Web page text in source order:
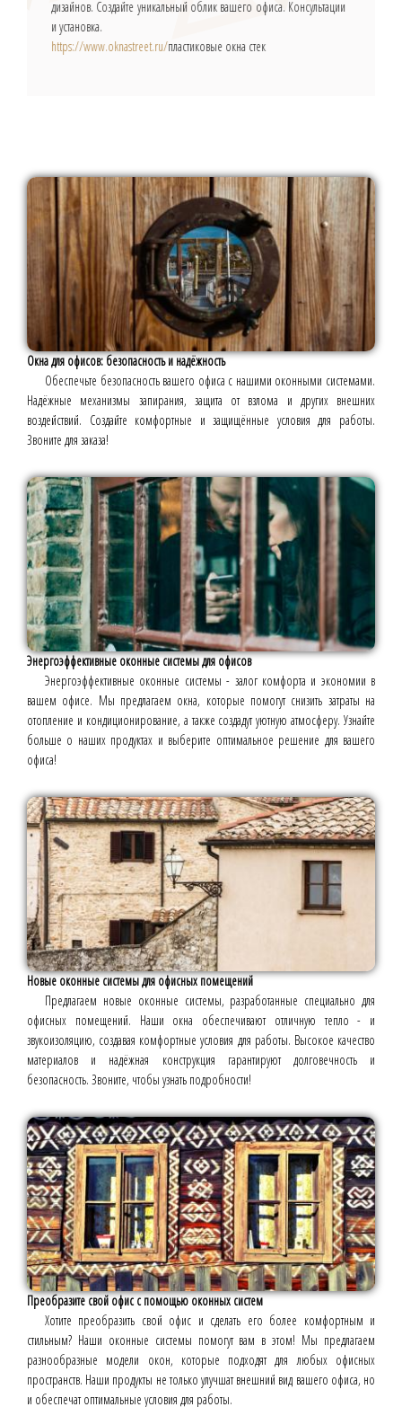
дизайнов. Создайте уникальный облик вашего офиса. Консультации
и установка.
https://www.oknastreet.ru/пластиковые окна стек
Окна для офисов: безопасность и надёжность
Обеспечьте безопасность вашего офиса с нашими оконными системами.
Надёжные механизмы запирания, защита от взлома и других внешних
воздействий. Создайте комфортные и защищённые условия для работы.
Звоните для заказа!
Энергоэффективные оконные системы для офисов
Энергоэффективные оконные системы - залог комфорта и экономии в
вашем офисе. Мы предлагаем окна, которые помогут снизить затраты на
отопление и кондиционирование, а также создадут уютную атмосферу. Узнайте
больше о наших продуктах и выберите оптимальное решение для вашего
офиса!
Новые оконные системы для офисных помещений
Предлагаем новые оконные системы, разработанные специально для
офисных помещений. Наши окна обеспечивают отличную тепло - и
звукоизоляцию, создавая комфортные условия для работы. Высокое качество
материалов и надёжная конструкция гарантируют долговечность и
безопасность. Звоните, чтобы узнать подробности!
Преобразите свой офис с помощью оконных систем
Хотите преобразить свой офис и сделать его более комфортным и
стильным? Наши оконные системы помогут вам в этом! Мы предлагаем
разнообразные модели окон, которые подходят для любых офисных
пространств. Наши продукты не только улучшат внешний вид вашего офиса, но
и обеспечат оптимальные условия для работы.